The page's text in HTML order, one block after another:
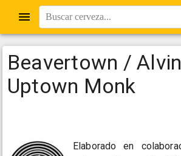
Buscar cerveza...
Beavertown /
Uptown Monk
Elaborado en